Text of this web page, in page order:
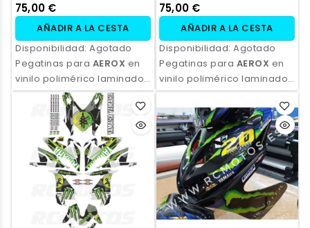
75,00 €
AÑADIR A LA CESTA
Disponibilidad: Agotado
Pegatinas para AEROX en
vinilo polimérico laminado,
impresas con tinta
ecosolvente. Alta
resistencia, acabado
profesional y opción de
personalización.
75,00 €
AÑADIR A LA CESTA
Disponibilidad: Agotado
Pegatinas para AEROX en
vinilo polimérico laminado,
impresas con tinta
ecosolvente. Alta
resistencia, acabado
profesional y opción de
personalización.